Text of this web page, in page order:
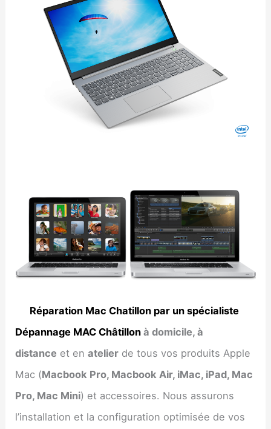
Réparation Mac Chatillon par un spécialiste
Dépannage MAC Châtillon à domicile, à
distance et enatelier de tous vos produits Apple
Mac (Macbook Pro, Macbook Air, iMac, iPad, Mac
Pro, Mac Mini) et accessoires. Nous assurons
l’installation et la configuration optimisée de vos